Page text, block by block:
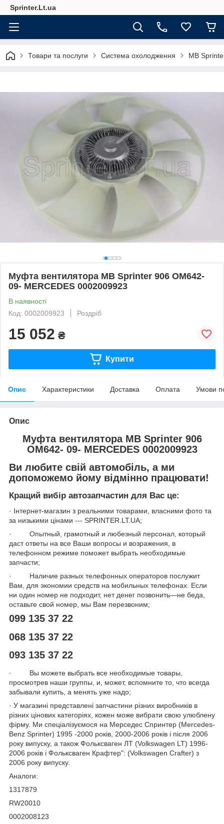
Sprinter.Lt.ua
Товари та послуги Система охолодження MB
Муфта вентилятора MB Sprinter 906 OM642-
09- MERCEDES 0002009923
В наявності
Код: 0002009923
Роздріб
15 052 ₴
Купити
Опис Характеристики Доставка Оплата Умови
Опис
Муфта вентилятора MB Sprinter 906
OM642- 09- MERCEDES 0002009923
Ви любите свій автомобіль, а ми
допоможемо йому відмінно працювати!
Кращий вибір автозапчастин для Вас це:
· Інтернет-магазин з реальними товарами, власними фото та
за низькими цінами --- SPRINTER.LT.UA;
· Опытный, грамотный и любезный персонал, который
даст ответы на все Ваши вопросы и возражения, в
телефонном режиме поможет выбрать необходимые
запчасти;
· Наличие разных телефонных операторов послужит
Вам, для экономии средств на мобильных телефонах. Если
ни один номер не подходит, нет денег позвонить—не беда,
оставьте свой номер, мы Вам перезвоним;
099 135 37 22
068 135 37 22
093 135 37 22
· Вы можете выбрать все необходимые товары,
просмотрев наши группы, и, может, вспомните то, что всегда
забывали купить, а менять уже надо;
· У магазині представлені запчастини різних виробників в
різних цінових категоріях, кожен може вибрати свою улюблену
фірму. Ми спеціалізуємося на Мерседес Спринтер (Mercedes-
Benz Sprinter) 1995 -2000 років, 2000-2006 років і після 2006
року випуску, а також Фольксваген ЛТ (Volkswagen LT) 1996-
2006 років і Фольксваген Крафтер": (Volkswagen Crafter) з
2006 року випуску.
Аналоги:
1317879
RW20010
0002008123